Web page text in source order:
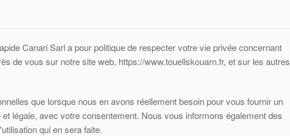
Canari Sarl a pour politique de respecter votre vie privée concernant
de vous sur notre site web, https://www.touellskouarn.fr, et sur les autres
que lorsque nous en avons réellement besoin pour vous fournir un
légale, avec votre consentement. Nous vous informons également des
qui en sera faite.